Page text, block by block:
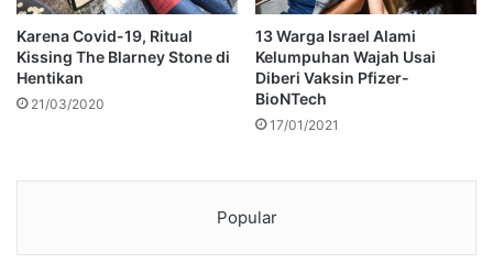
Karena Covid-19, Ritual
Kissing The Blarney Stone di
Hentikan
21/03/2020
13 Warga Israel Alami
Kelumpuhan Wajah Usai
Diberi Vaksin Pfizer-
BioNTech
17/01/2021
Popular